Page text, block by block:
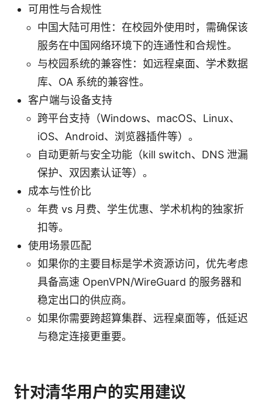
可用性与合规性
中国大陆可用性：在校园外使用时，需确保该
服务在中国网络环境下的连通性和合规性。
与校园系统的兼容性：如远程桌面、学术数据
库、OA 系统的兼容性。
客户端与设备支持
跨平台支持（Windows、macOS、Linux、
iOS、Android、浏览器插件等）。
自动更新与安全功能（kill switch、DNS 泄漏
保护、双因素认证等）。
成本与性价比
年费 vs 月费、学生优惠、学术机构的独家折
扣等。
使用场景匹配
如果你的主要目标是学术资源访问，优先考虑
具备高速 OpenVPN/WireGuard 的服务器和
稳定出口的供应商。
如果你需要跨超算集群、远程桌面等，低延迟
与稳定连接更重要。
针对清华用户的实用建议